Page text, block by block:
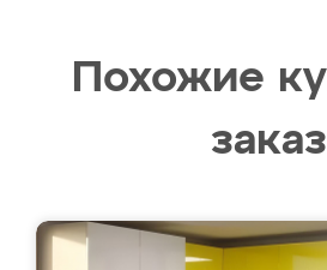
Похожие
заказ